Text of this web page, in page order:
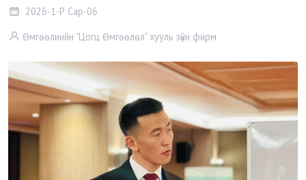
2026-1-Р Сар-06
Өмгөөлиийн "Цогц Өмгөөлөл" хууль зүйн фирм